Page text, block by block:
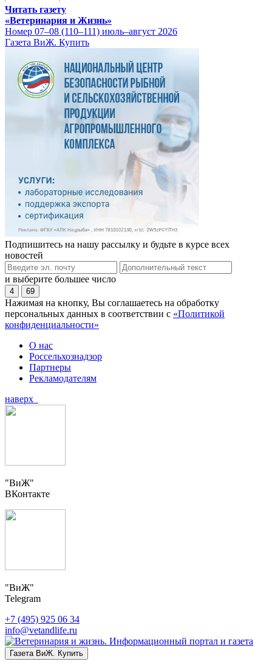
Читать газету
«Ветеринария и Жизнь»
Номер 07–08 (110–111) июль–август 2026
Газета ВиЖ. Купить
Подпишитесь на нашу рассылку и будьте в курсе всех
новостей
и выберите большее число
4 69
Нажимая на кнопку, Вы соглашаетесь на обработку
персональных данных в соответствии с «Политикой
конфиденциальности»
О нас
Россельхознадзор
Партнеры
Рекламодателям
наверх
"ВиЖ"
ВКонтакте
"ВиЖ"
Telegram
+7 (495) 925 06 34
info@vetandlife.ru
Газета ВиЖ. Купить